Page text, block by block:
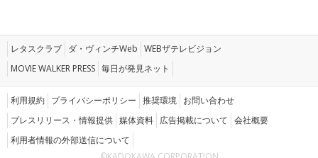
レタスクラブ ダ・ヴィンチWeb WEBザテレビジョン
MOVIE WALKER PRESS 毎日が発見ネット
利用規約 プライバシーポリシー 推奨環境 お問い合わせ
プレスリリース・情報提供 媒体資料 広告掲載について 会社概要
利用者情報の外部送信について